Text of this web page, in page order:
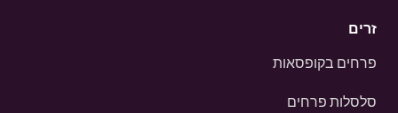
זרים
פרחים בקופסאות
סלסלות פרחים